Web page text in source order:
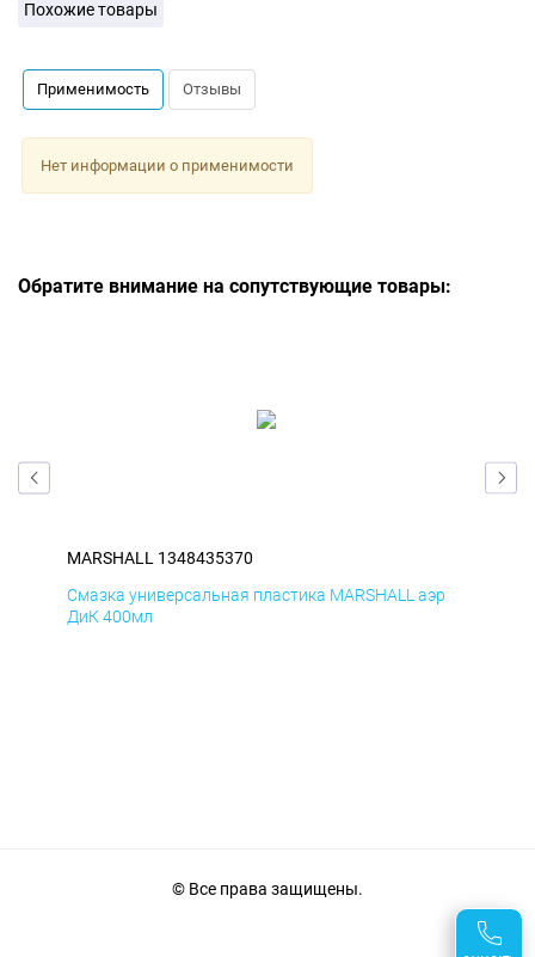
Похожие товары
Применимость Отзывы
Нет информации о применимости
Обратите внимание на сопутствующие товары:
MARSHALL 1348435370
Смазка универсальная пластика MARSHALL аэр
ДиК 400мл
© Все права защищены.